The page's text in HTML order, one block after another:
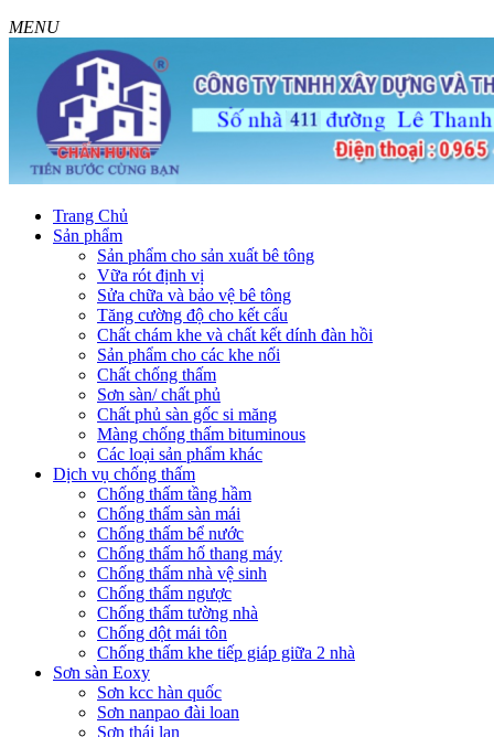
MENU
Trang Chủ
Sản phẩm
Sản phẩm cho sản xuất bê tông
Vữa rót định vị
Sửa chữa và bảo vệ bê tông
Tăng cường độ cho kết cấu
Chất chám khe và chất kết dính đàn hồi
Sản phẩm cho các khe nối
Chất chống thấm
Sơn sàn/ chất phủ
Chất phủ sàn gốc si măng
Màng chống thấm bituminous
Các loại sản phẩm khác
Dịch vụ chống thấm
Chống thấm tầng hầm
Chống thấm sàn mái
Chống thấm bể nước
Chống thấm hố thang máy
Chống thấm nhà vệ sinh
Chống thấm ngược
Chống thấm tường nhà
Chống dột mái tôn
Chống thấm khe tiếp giáp giữa 2 nhà
Sơn sàn Eoxy
Sơn kcc hàn quốc
Sơn nanpao đài loan
Sơn thái lan